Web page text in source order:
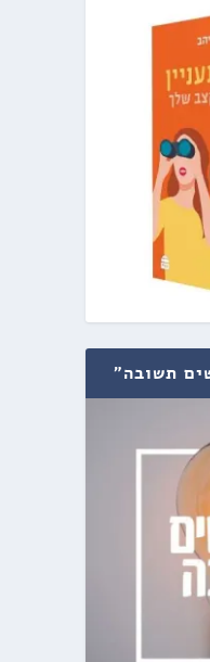
תשובה"